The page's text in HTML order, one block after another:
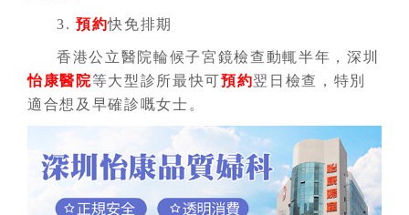
3.預約快免排期
香港公立醫院輪候子宮鏡檢查動輒半年，深圳
怡康醫院等大型診所最快可預約翌日檢查，特別
適合想及早確診嘅女士。